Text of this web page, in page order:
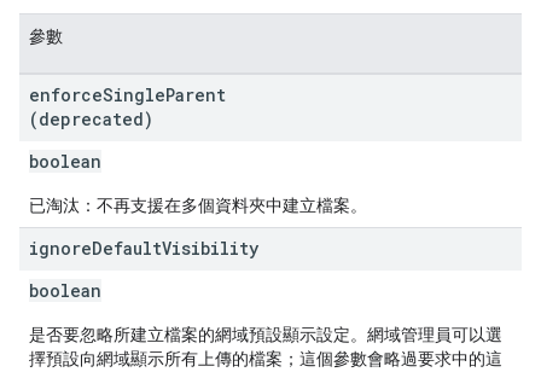
參數
enforceSingleParent
(deprecated)
boolean
已淘汰：不再支援在多個資料夾中建立檔案。
ignoreDefaultVisibility
boolean
是否要忽略所建立檔案的網域預設顯示設定。網域管理員可以選
擇預設向網域顯示所有上傳的檔案；這個參數會略過要求中的這